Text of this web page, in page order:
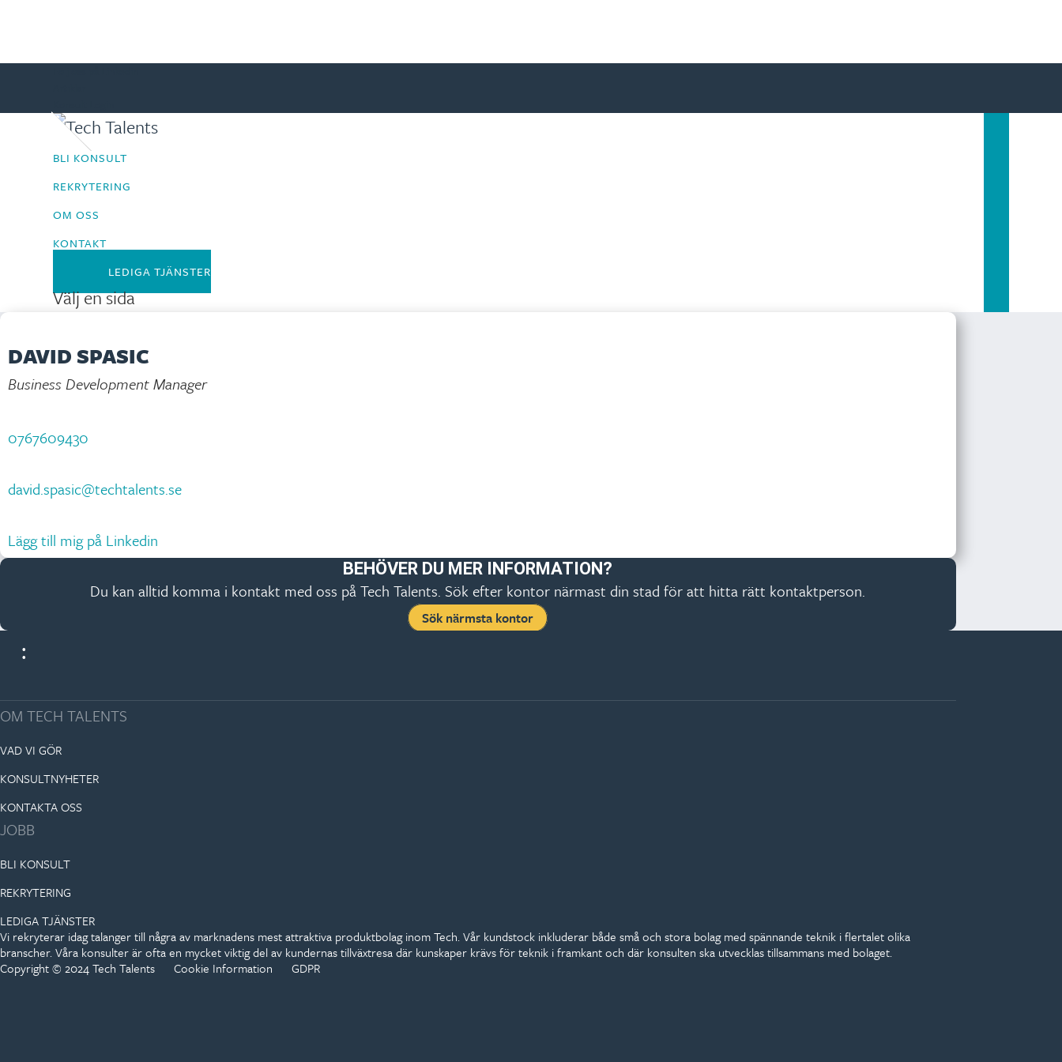
BLI KONSULT
REKRYTERING
OM OSS
KONTAKT
LEDIGA TJÄNSTER
Välj en sida
DAVID SPASIC
Business Development Manager
0767609430
david.spasic@techtalents.se
Lägg till mig på Linkedin
BEHÖVER DU MER INFORMATION?
Du kan alltid komma i kontakt med oss på Tech Talents. Sök efter kontor närmast din stad för att hitta rätt kontaktperson.
Sök närmsta kontor
OM TECH TALENTS
VAD VI GÖR
KONSULTNYHETER
KONTAKTA OSS
JOBB
BLI KONSULT
REKRYTERING
LEDIGA TJÄNSTER
Vi rekryterar idag talanger till några av marknadens mest attraktiva produktbolag inom Tech. Vår kundstock inkluderar både små och stora bolag med spännande teknik i flertalet olika
branscher. Våra konsulter är ofta en mycket viktig del av kundernas tillväxtresa där kunskaper krävs för teknik i framkant och där konsulten ska utvecklas tillsammans med bolaget.
Copyright © 2024 Tech Talents
Cookie Information GDPR